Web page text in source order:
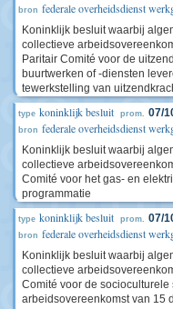
bron federale overheidsdienst
Koninklijk besluit waarbij
collectieve
Paritair Comité voor de
buurtwerken of -diensten
tewerkstelling van
type koninklijk besluit prom. 07/
bron federale overheidsdienst
Koninklijk besluit waarbij
collectieve
Comité voor het gas- en
programmatie
type koninklijk besluit prom. 07/
bron federale overheidsdienst
Koninklijk besluit waarbij
collectieve
Comité voor de socioculturele
arbeidsovereenkomst van 15